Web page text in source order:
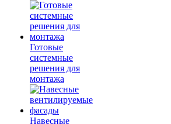
Готовые
системные
решения для
монтажа
Навесные